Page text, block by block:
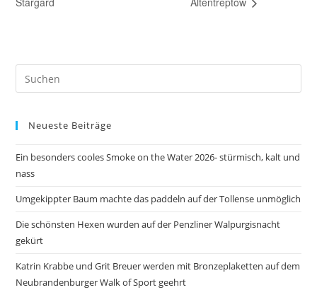
Neueste Beiträge
Ein besonders cooles Smoke on the Water 2026- stürmisch, kalt und
nass
Umgekippter Baum machte das paddeln auf der Tollense unmöglich
Die schönsten Hexen wurden auf der Penzliner Walpurgisnacht
gekürt
Katrin Krabbe und Grit Breuer werden mit Bronzeplaketten auf dem
Neubrandenburger Walk of Sport geehrt